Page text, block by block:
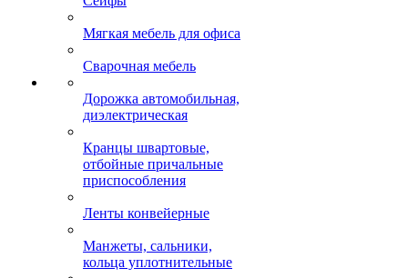
Мягкая мебель для офиса
Сварочная мебель
Дорожка автомобильная,
диэлектрическая
Кранцы швартовые,
отбойные причальные
приспособления
Ленты конвейерные
Манжеты, сальники,
кольца уплотнительные